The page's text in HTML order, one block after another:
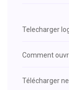
Telecharger
Comment
Télécharger